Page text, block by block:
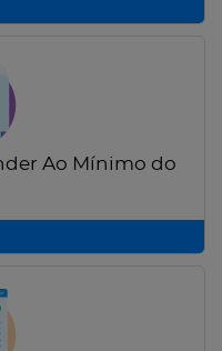
Ao Mínimo do